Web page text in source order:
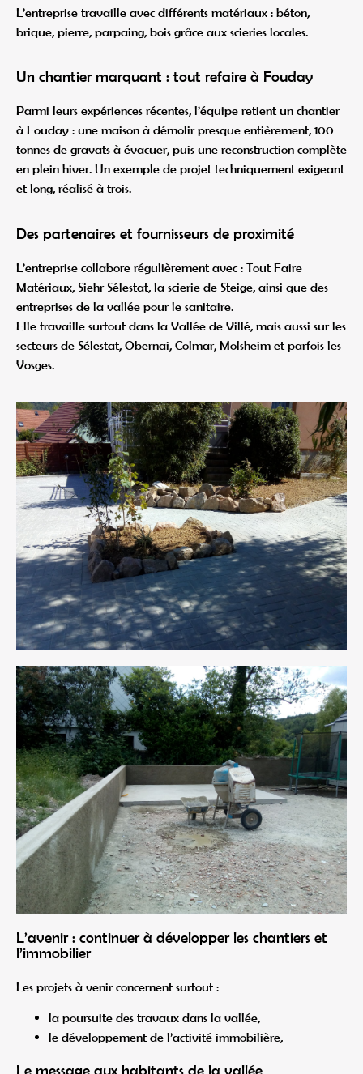
L’entreprise travaille avec différents matériaux : béton,
brique, pierre, parpaing, bois grâce aux scieries locales.
Un chantier marquant : tout refaire à Fouday
Parmi leurs expériences récentes, l’équipe retient un chantier
à Fouday : une maison à démolir presque entièrement, 100
tonnes de gravats à évacuer, puis une reconstruction complète
en plein hiver. Un exemple de projet techniquement exigeant
et long, réalisé à trois.
Des partenaires et fournisseurs de proximité
L’entreprise collabore régulièrement avec : Tout Faire
Matériaux, Siehr Sélestat, la scierie de Steige, ainsi que des
entreprises de la vallée pour le sanitaire.
Elle travaille surtout dans la Vallée de Villé, mais aussi sur les
secteurs de Sélestat, Obernai, Colmar, Molsheim et parfois les
Vosges.
L’avenir : continuer à développer les chantiers et
l’immobilier
Les projets à venir concernent surtout :
la poursuite des travaux dans la vallée,
le développement de l’activité immobilière,
Le message aux habitants de la vallée